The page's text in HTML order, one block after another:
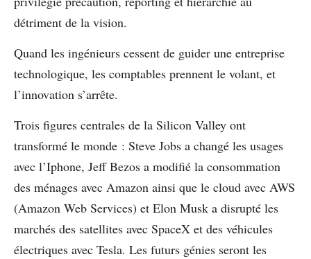
détriment de la vision.
Quand les ingénieurs cessent de guider une entreprise
technologique, les comptables prennent le volant, et
l’innovation s’arrête.
Trois figures centrales de la Silicon Valley ont
transformé le monde : Steve Jobs a changé les usages
avec l’Iphone, Jeff Bezos a modifié la consommation
des ménages avec Amazon ainsi que le cloud avec AWS
(Amazon Web Services) et Elon Musk a disrupté les
marchés des satellites avec SpaceX et des véhicules
électriques avec Tesla. Les futurs génies seront les